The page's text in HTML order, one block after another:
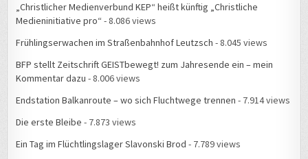
„Christlicher Medienverbund KEP“ heißt künftig „Christliche
Medieninitiative pro“ - 8.086 views
Frühlingserwachen im Straßenbahnhof Leutzsch - 8.045 views
BFP stellt Zeitschrift GEISTbewegt! zum Jahresende ein – mein
Kommentar dazu - 8.006 views
Endstation Balkanroute – wo sich Fluchtwege trennen - 7.914 views
Die erste Bleibe - 7.873 views
Ein Tag im Flüchtlingslager Slavonski Brod - 7.789 views